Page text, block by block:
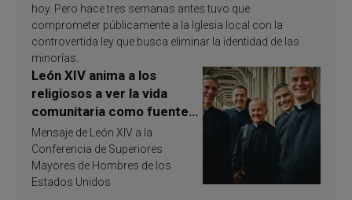
hoy. Pero hace tres semanas antes tuvo que
comprometer públicamente a la Iglesia local con la
controvertida ley que busca eliminar la identidad de las
minorías.
León XIV anima a los
religiosos a ver la vida
comunitaria como fuente
de inspiración y
santificación
Mensaje de León XIV a la
Conferencia de Superiores
Mayores de Hombres de los
Estados Unidos